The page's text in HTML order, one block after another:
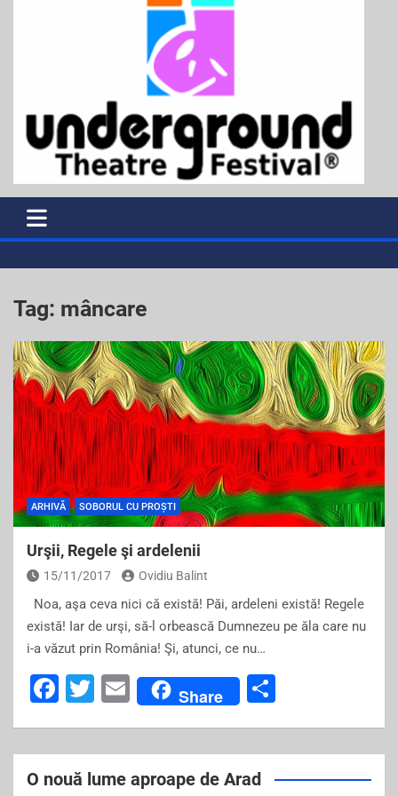
Tag: mâncare
ARHIVĂ SOBORUL CU PROȘTI
Urşii, Regele şi ardelenii
15/11/2017 Ovidiu Balint
Noa, aşa ceva nici că există! Păi, ardeleni există! Regele
există! Iar de urşi, să-l orbească Dumnezeu pe ăla care nu
i-a văzut prin România! Şi, atunci, ce nu…
F
c
e
T
tt
er
E
m
ai
l
Share
ar
e
O nouă lume aproape de Arad